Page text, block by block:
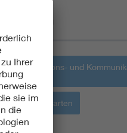
Informations- und
IKT
Haus + Garten